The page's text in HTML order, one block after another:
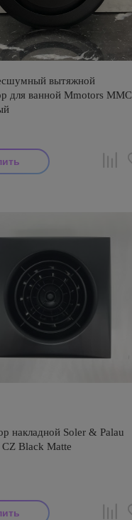
вытяжной
для ванной Mmotors ММC
накладной Soler & Palau
Black Matte